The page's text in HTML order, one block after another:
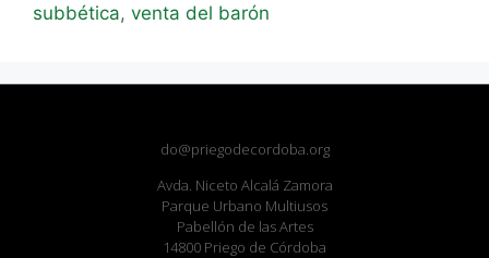
subbética, venta del barón
do@priegodecordoba.org
Avda. Niceto Alcalá Zamora
Parque Urbano Multiusos
Pabellón de las Artes
14800 Priego de Córdoba